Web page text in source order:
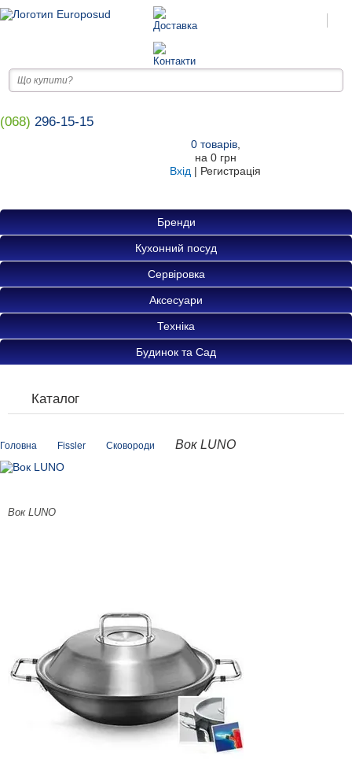
(068) 296-15-15
0товарів,
на 0 грн
Вхід | Регистрація
Бренди
Кухонний посуд
Сервіровка
Аксесуари
Техніка
Будинок та Сад
Каталог
Головна Fissler Сковороди Вок LUNO
Вок LUNO